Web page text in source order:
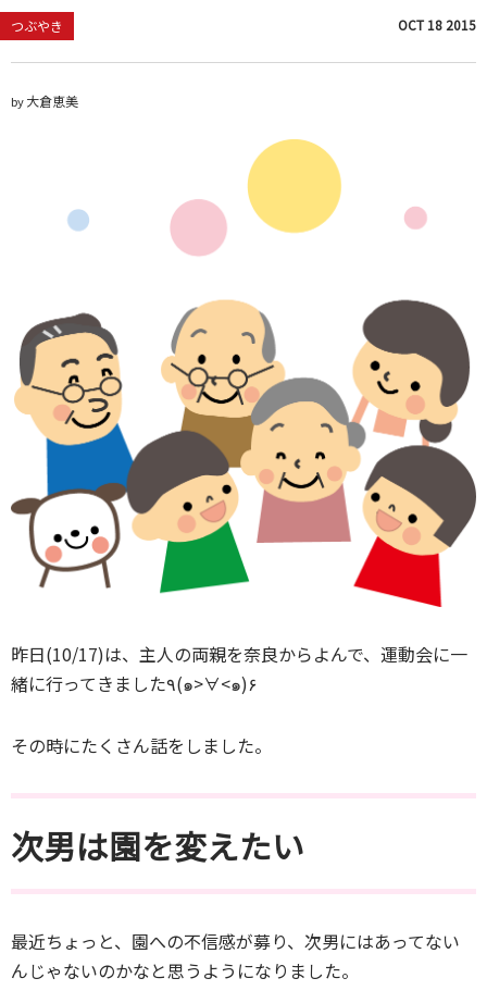
つぶやき OCT 18 2015
by大倉恵美
昨日(10/17)は、主人の両親を奈良からよんで、運動会に一
緒に行ってきました٩(๑>∀<๑)۶
その時にたくさん話をしました。
次男は園を変えたい
最近ちょっと、園への不信感が募り、次男にはあってない
んじゃないのかなと思うようになりました。